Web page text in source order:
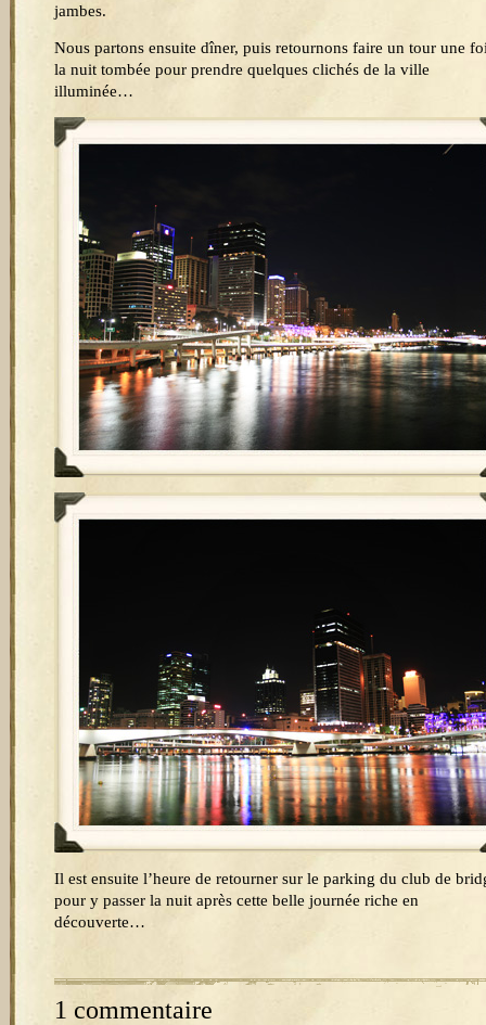
jambes.
Nous partons ensuite dîner, puis retournons faire un tour une
la nuit tombée pour prendre quelques clichés de la ville
illuminée…
Il est ensuite l’heure de retourner sur le parking du club de
pour y passer la nuit après cette belle journée riche en
découverte…
1 commentaire